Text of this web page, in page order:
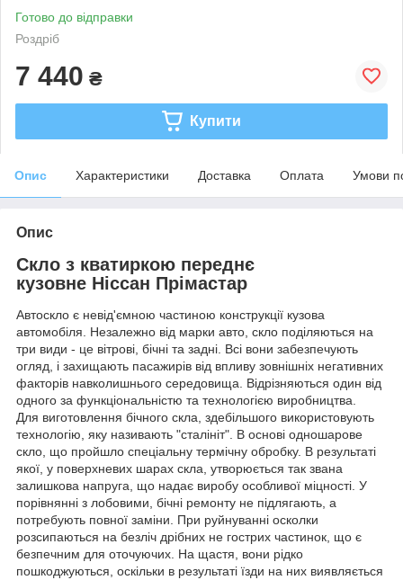
Готово до відправки
Роздріб
7 440 ₴
Купити
Опис Характеристики Доставка Оплата Умови
Опис
Скло з кватиркою переднє
кузовне Ніссан Прімастар
Автоскло є невід'ємною частиною конструкції кузова
автомобіля. Незалежно від марки авто, скло поділяються на
три види - це вітрові, бічні та задні. Всі вони забезпечують
огляд, і захищають пасажирів від впливу зовнішніх негативних
факторів навколишнього середовища. Відрізняються один від
одного за функціональністю та технологією виробництва.
Для виготовлення бічного скла, здебільшого використовують
технологію, яку називають "сталініт". В основі одношарове
скло, що пройшло спеціальну термічну обробку. В результаті
якої, у поверхневих шарах скла, утворюється так звана
залишкова напруга, що надає виробу особливої міцності. У
порівнянні з лобовими, бічні ремонту не підлягають, а
потребують повної заміни. При руйнуванні осколки
розсипаються на безліч дрібних не гострих частинок, що є
безпечним для оточуючих. На щастя, вони рідко
пошкоджуються, оскільки в результаті їзди на них виявляється